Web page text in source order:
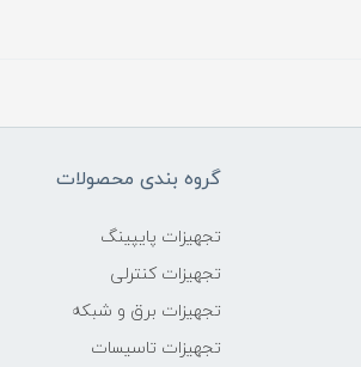
گروه بندی محصولات
تجهیزات پایپینگ
تجهیزات کنترلی
تجهیزات برق و شبکه
تجهیزات تاسیسات